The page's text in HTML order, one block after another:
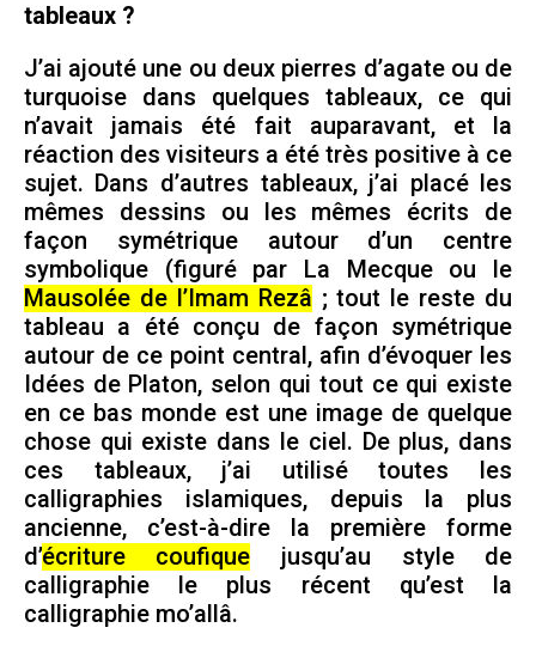
tableaux ?
J’ai ajouté une ou deux pierres d’agate ou de
turquoise dans quelques tableaux, ce qui
n’avait jamais été fait auparavant, et la
réaction des visiteurs a été très positive à ce
sujet. Dans d’autres tableaux, j’ai placé les
mêmes dessins ou les mêmes écrits de
façon symétrique autour d’un centre
symbolique (figuré par La Mecque ou le
Mausolée de l’Imam Rezâ ; tout le reste du
tableau a été conçu de façon symétrique
autour de ce point central, afin d’évoquer les
Idées de Platon, selon qui tout ce qui existe
en ce bas monde est une image de quelque
chose qui existe dans le ciel. De plus, dans
ces tableaux, j’ai utilisé toutes les
calligraphies islamiques, depuis la plus
ancienne, c’est-à-dire la première forme
d’écriture coufique jusqu’au style de
calligraphie le plus récent qu’est la
calligraphie mo’allâ.